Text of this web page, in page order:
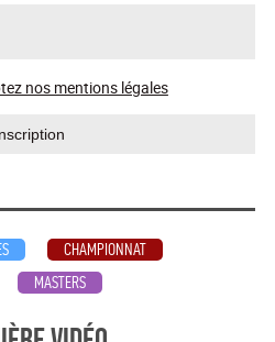
nos mentions légales
CHAMPIONNAT
MASTERS